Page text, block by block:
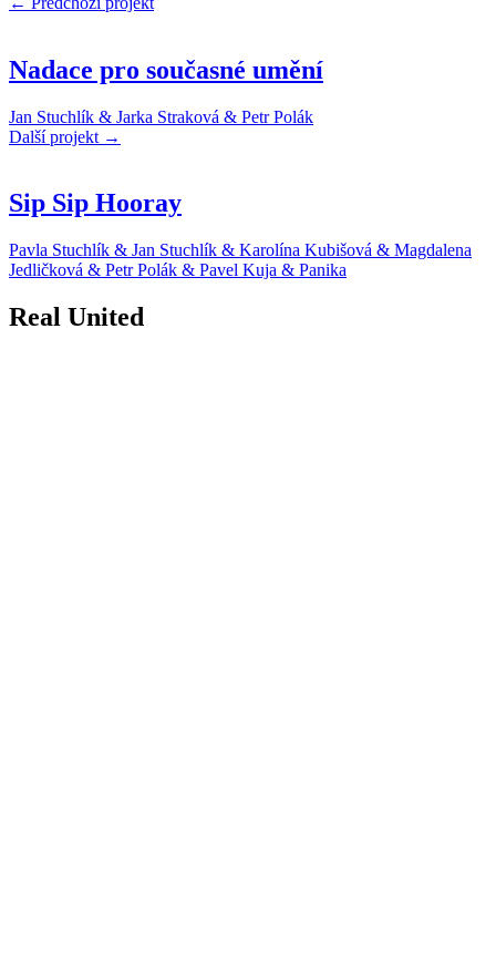
Nadace pro současné umění
Jan Stuchlík & Jarka Straková & Petr Polák
Další projekt →
Sip Sip Hooray
Pavla Stuchlík & Jan Stuchlík & Karolína Kubišová & Magdalena
Jedličková & Petr Polák & Pavel Kuja & Panika
Real United